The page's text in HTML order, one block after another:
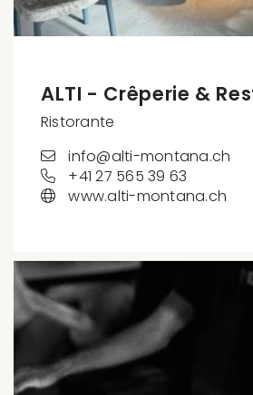
ALTI - Crêperie &
Ristorante
info@alti-montana.ch
+41 27 565 39 63
www.alti-montana.ch